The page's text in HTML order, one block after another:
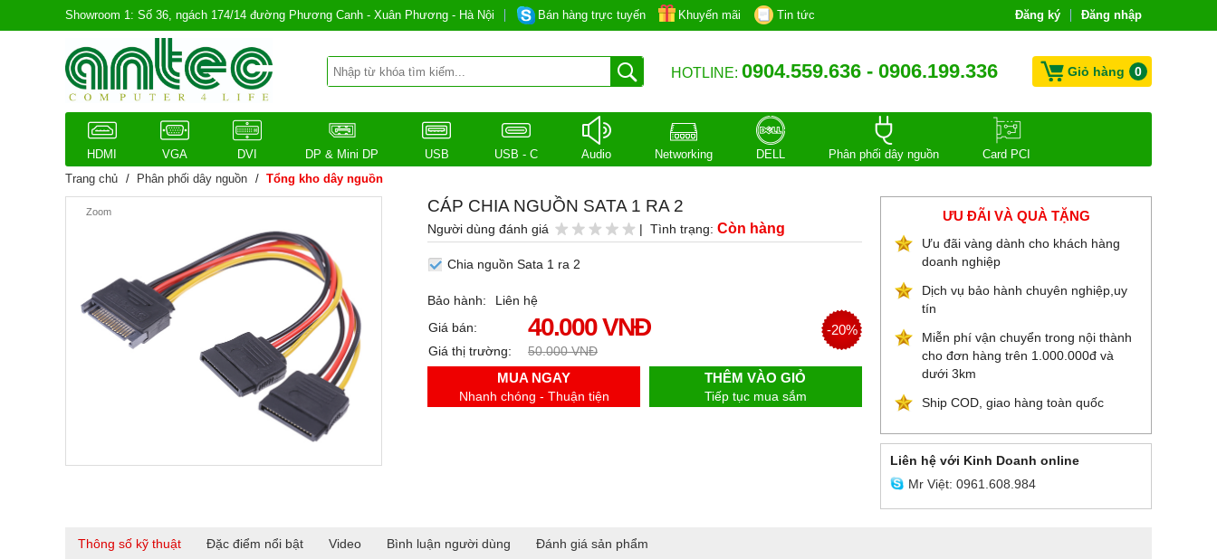
Showroom 1: Số 36, ngách 174/14 đường Phương Canh - Xuân Phương - Hà Nội Bán hàng trực tuyến Khuyến mãi Tin tức Đăng ký Đăng nhập
HOTLINE: 0904.559.636 - 0906.199.336 Giỏ hàng 0
HDMI VGA DVI DP & Mini DP USB USB - C Audio Networking DELL Phân phối dây nguồn
Card PCI
Trang chủ / Phân phối dây nguồn / Tổng kho dây nguồn
Zoom CÁP CHIA NGUỒN SATA 1 RA 2
Người dùng đánh giá | Tình trạng: Còn hàng
Chia nguồn Sata 1 ra 2
Bảo hành:
Liên hệ
Giá bán:
40.000 VNĐ
Giá thị trường: 50.000 VNĐ
-20%
MUA NGAY
Nhanh chóng - Thuận tiện
THÊM VÀO GIỎ
Tiếp tục mua sắm
ƯU ĐÃI VÀ QUÀ TẶNG
Ưu đãi vàng dành cho khách hàng
doanh nghiệp
Dịch vụ bảo hành chuyên nghiệp,uy
tín
Miễn phí vận chuyển trong nội thành
cho đơn hàng trên 1.000.000đ và
dưới 3km
Ship COD, giao hàng toàn quốc
Liên hệ với Kinh Doanh online
Mr Việt: 0961.608.984
Thông số kỹ thuật Đặc điểm nổi bật Video Bình luận người dùng Đánh giá sản phẩm